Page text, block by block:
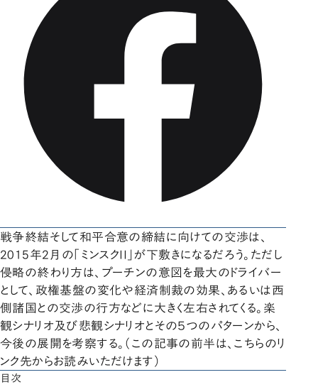
戦争終結そして和平合意の締結に向けての交渉は、
2015年2月の「ミンスクII」が下敷きになるだろう。ただし
侵略の終わり方は、プーチンの意図を最大のドライバー
として、政権基盤の変化や経済制裁の効果、あるいは西
側諸国との交渉の行方などに大きく左右されてくる。楽
観シナリオ及び悲観シナリオとその５つのパターンから、
今後の展開を考察する。（この記事の前半は、こちらのリ
ンク先からお読みいただけます）
目次